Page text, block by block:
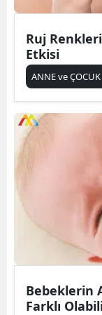
Ruj
Etkisi
ANNE ve ÇOCUK
Bebeklerin
Farklı